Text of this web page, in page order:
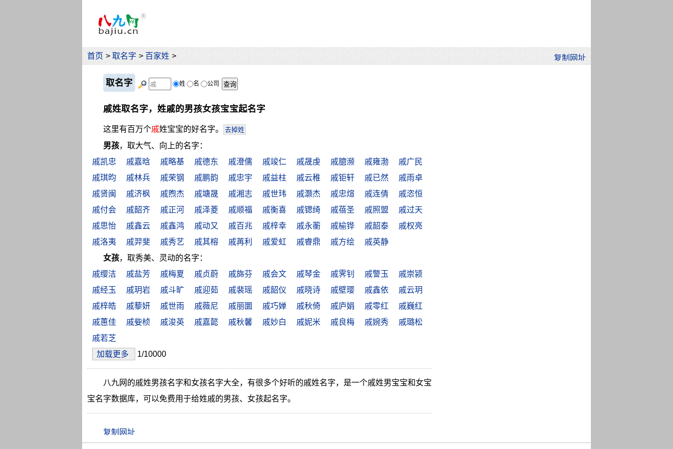
首页 > 取名字 > 百家姓 >
取名字 姓 名 公司
戚姓取名字，姓戚的男孩女孩宝宝起名字
这里有百万个戚姓宝宝的好名字。 去掉姓
男孩，取大气、向上的名字：
戚凯忠
戚嘉晗 戚略基 戚德东 戚澄儒 戚竣仁 戚晟虔 戚臆濒 戚雍渤
戚广民
戚琪昀
戚林兵 戚荣钢 戚鹏韵 戚忠宇 戚益柱 戚云稚 戚钜轩 戚已然
戚雨卓
戚贤闽
戚济枫 戚煦杰 戚塘晟 戚湘志 戚世玮 戚灏杰 戚忠煊 戚连倩
戚恣恒
戚付会
戚韶齐 戚正河 戚泽菱 戚顺福 戚衡喜 戚锶绮 戚蓓圣 戚照盟
戚过天
戚思怡
戚鑫云 戚鑫鸿 戚动又 戚百兆 戚梓幸 戚永蘅 戚榆铧 戚韶泰
戚权亮
戚洛夷
戚羿斐 戚秀艺 戚其榕 戚苒利 戚爱虹 戚睿鼎 戚方绘
戚英静
女孩，取秀美、灵动的名字：
戚缨洁
戚盐芳 戚梅夏 戚贞蔚 戚旆芬 戚会文 戚琴金 戚霁钊 戚警玉
戚崇颍
戚经玉
戚玥岩 戚斗旷 戚迎茹 戚裴瑶 戚韶仪 戚晓诗 戚壁璎 戚鑫依
戚云玥
戚梓皓
戚藜妍 戚世雨 戚薇尼 戚丽圜 戚巧婵 戚秋倚 戚庐娟 戚零红
戚巍红
戚蕙佳
戚姕桢 戚浚英 戚嘉懿 戚秋馨 戚妙白 戚妮米 戚良梅 戚婉秀
戚璐松
戚若芝
加载更多
1/10000
八九网的戚姓男孩名字和女孩名字大全，有很多个好听的戚姓名字，是一个戚姓男宝宝和女宝
宝名字数据库，可以免费用于给姓戚的男孩、女孩起名字。